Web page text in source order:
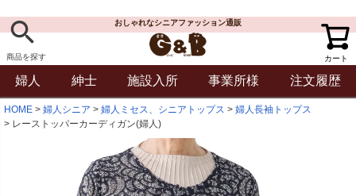
商品を探す
おしゃれなシニアファッション通販
カート
婦人 紳士 施設入所 事業所様 注文履歴
HOME 婦人シニア 婦人ミセス、シニアトップス
婦人長袖トップス
レーストッパーカーディガン(婦人)